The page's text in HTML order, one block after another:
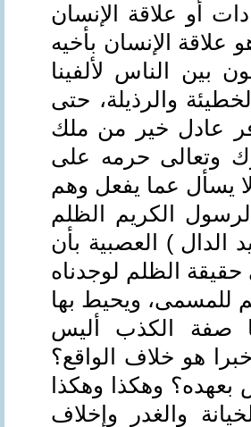
أو علاقة الإنسان
علاقة الإنسان بأخيه
بين الناس لألفينا
والرذيلة، حتى
عادل خير من ملك
وتعالى حرمه على
يسأل عما يفعل وهم
الكريم الظلم
الدال ) العصبية بأن
الظلم لوجدناه
للمسمى، ويحيط بها
صفة الكذب أليس
هو خلاف الواقع؟
وهكذا وهكذا
والغدر وإخلاف